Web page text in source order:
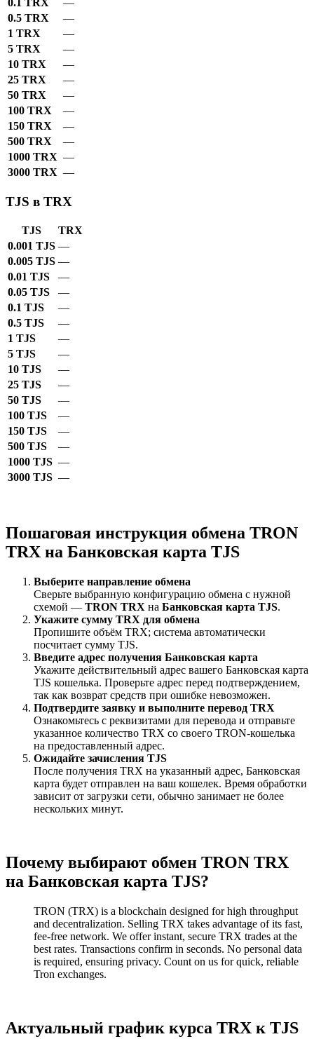
0.1 TRX
—
0.5 TRX
—
1 TRX
—
5 TRX
—
10 TRX
—
25 TRX
—
50 TRX
—
100 TRX
—
150 TRX
—
500 TRX
—
1000 TRX —
3000 TRX —
TJS в TRX
TJS
TRX
0.001 TJS —
0.005 TJS —
0.01 TJS
—
0.05 TJS
—
0.1 TJS
—
0.5 TJS
—
1 TJS
—
5 TJS
—
10 TJS
—
25 TJS
—
50 TJS
—
100 TJS
—
150 TJS
—
500 TJS
—
1000 TJS —
3000 TJS —
Пошаговая инструкция обмена TRON
TRX на Банковская карта TJS
Выберите направление обмена
Сверьте выбранную конфигурацию обмена с нужной
схемой — TRON TRX на Банковская карта TJS.
Укажите сумму TRX для обмена
Пропишите объём TRX; система автоматически
посчитает сумму TJS.
Введите адрес получения Банковская карта
Укажите действительный адрес вашего Банковская карта
TJS кошелька. Проверьте адрес перед подтверждением,
так как возврат средств при ошибке невозможен.
Подтвердите заявку и выполните перевод TRX
Ознакомьтесь с реквизитами для перевода и отправьте
указанное количество TRX со своего TRON-кошелька
на предоставленный адрес.
Ожидайте зачисления TJS
После получения TRX на указанный адрес, Банковская
карта будет отправлен на ваш кошелек. Время обработки
зависит от загрузки сети, обычно занимает не более
нескольких минут.
Почему выбирают обмен TRON TRX
на Банковская карта TJS?
TRON (TRX) is a blockchain designed for high throughput
and decentralization. Selling TRX takes advantage of its fast,
fee-free network. We offer instant, secure TRX trades at the
best rates. Transactions confirm in seconds. No personal data
is required, ensuring privacy. Count on us for quick, reliable
Tron exchanges.
Актуальный график курса TRX к TJS